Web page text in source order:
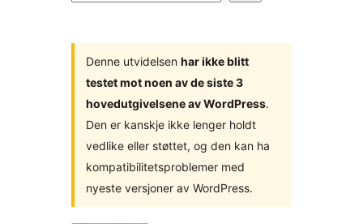
Denne utvidelsen har ikke blitt
testet mot noen av de siste 3
hovedutgivelsene av WordPress.
Den er kanskje ikke lenger holdt
vedlike eller støttet, og den kan ha
kompatibilitetsproblemer med
nyeste versjoner av WordPress.